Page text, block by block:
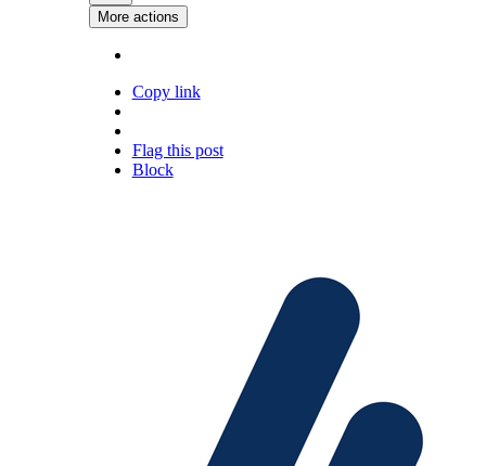
More actions
Copy link
Flag this post
Block